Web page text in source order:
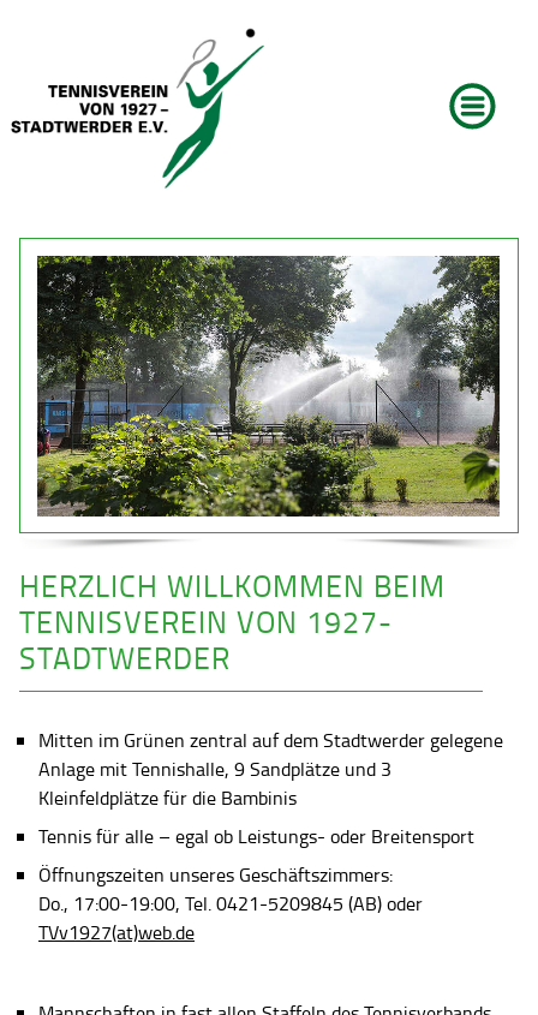
HERZLICH WILLKOMMEN BEIM
TENNISVEREIN VON 1927-
STADTWERDER
Mitten im Grünen zentral auf dem Stadtwerder gelegene
Anlage mit Tennishalle, 9 Sandplätze und 3
Kleinfeldplätze für die Bambinis
Tennis für alle – egal ob Leistungs- oder Breitensport
Öffnungszeiten unseres Geschäftszimmers:
Do., 17:00-19:00, Tel. 0421-5209845 (AB) oder
TVv1927(at)web.de